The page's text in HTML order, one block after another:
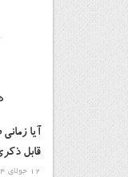
آیا
قابل
12 جولای 2014